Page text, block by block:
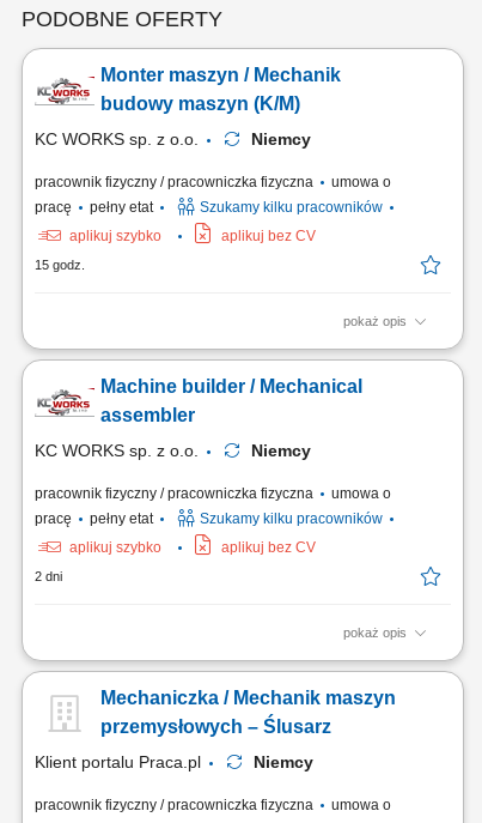
PODOBNE OFERTY
Monter maszyn / Mechanik
budowy maszyn (K/M)
KC WORKS sp. z o.o. Niemcy
pracownik fizyczny / pracowniczka fizyczna
umowa o
pracę
pełny etat
Szukamy kilku pracowników
aplikuj szybko
aplikuj bez CV
15 godz.
pokaż opis
Praca będzie wykonywana w naszej lokalizacji produkcyjnej i
Montaż maszyn oraz podzespołów mechanicznych; Montaż
elementów zgodnie z dokumentacją techniczną; Wykonywanie
stalowych,...
Machine builder / Mechanical
assembler
KC WORKS sp. z o.o. Niemcy
pracownik fizyczny / pracowniczka fizyczna
umowa o
pracę
pełny etat
Szukamy kilku pracowników
aplikuj szybko
aplikuj bez CV
2 dni
pokaż opis
The work will be carried out at our production and assembly
machines and mechanical components; Installation of machine
parts according to technical drawings; Mechanical fitting and
Mechaniczka / Mechanik maszyn
przemysłowych – Ślusarz
Klient portalu Praca.pl Niemcy
pracownik fizyczny / pracowniczka fizyczna
umowa o